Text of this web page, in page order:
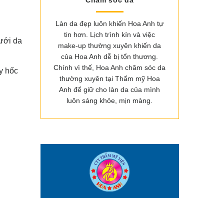
da
hốc
Làn da đẹp luôn khiến Hoa Anh tự
tin hơn. Lịch trình kín và việc
make-up thường xuyên khiến da
của Hoa Anh dễ bị tổn thương.
Chính vì thế, Hoa Anh chăm sóc da
thường xuyên tại Thẩm mỹ Hoa
Anh để giữ cho làn da của mình
luôn sáng khỏe, mịn màng.